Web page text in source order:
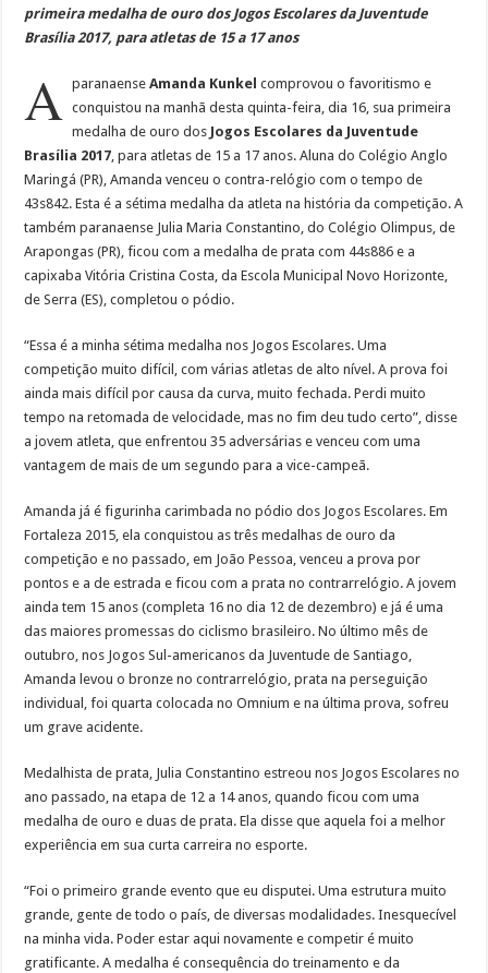
primeira medalha de ouro dos Jogos Escolares da Juventude
Brasília 2017, para atletas de 15 a 17 anos
A paranaenseAmanda Kunkel comprovou o favoritismo e
conquistou na manhã desta quinta-feira, dia 16, sua primeira
medalha de ouro dos Jogos Escolares da Juventude
Brasília 2017, para atletas de 15 a 17 anos. Aluna do Colégio Anglo
Maringá (PR), Amanda venceu o contra-relógio com o tempo de
43s842. Esta é a sétima medalha da atleta na história da competição. A
também paranaense Julia Maria Constantino, do Colégio Olimpus, de
Arapongas (PR), ficou com a medalha de prata com 44s886 e a
capixaba Vitória Cristina Costa, da Escola Municipal Novo Horizonte,
de Serra (ES), completou o pódio.
“Essa é a minha sétima medalha nos Jogos Escolares. Uma
competição muito difícil, com várias atletas de alto nível. A prova foi
ainda mais difícil por causa da curva, muito fechada. Perdi muito
tempo na retomada de velocidade, mas no fim deu tudo certo”, disse
a jovem atleta, que enfrentou 35 adversárias e venceu com uma
vantagem de mais de um segundo para a vice-campeã.
Amanda já é figurinha carimbada no pódio dos Jogos Escolares. Em
Fortaleza 2015, ela conquistou as três medalhas de ouro da
competição e no passado, em João Pessoa, venceu a prova por
pontos e a de estrada e ficou com a prata no contrarrelógio. A jovem
ainda tem 15 anos (completa 16 no dia 12 de dezembro) e já é uma
das maiores promessas do ciclismo brasileiro. No último mês de
outubro, nos Jogos Sul-americanos da Juventude de Santiago,
Amanda levou o bronze no contrarrelógio, prata na perseguição
individual, foi quarta colocada no Omnium e na última prova, sofreu
um grave acidente.
Medalhista de prata, Julia Constantino estreou nos Jogos Escolares no
ano passado, na etapa de 12 a 14 anos, quando ficou com uma
medalha de ouro e duas de prata. Ela disse que aquela foi a melhor
experiência em sua curta carreira no esporte.
“Foi o primeiro grande evento que eu disputei. Uma estrutura muito
grande, gente de todo o país, de diversas modalidades. Inesquecível
na minha vida. Poder estar aqui novamente e competir é muito
gratificante. A medalha é consequência do treinamento e da